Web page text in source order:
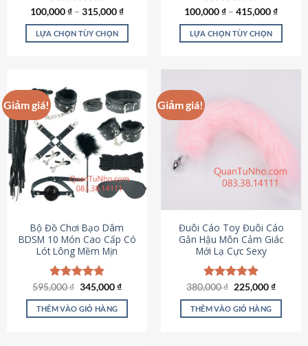
phẩm
Được xếp
hạng4.33
5 sao
100,000₫ – 315,000₫
LỰA CHỌN TÙY CHỌN
có
nhiều
biến
thể.
Các
tùy
chọn
có
chọn
trên
trang
sản
phẩm
Được xếp
hạng4.94
5 sao
100,000₫ – 415,000₫
LỰA CHỌN TÙY CHỌN
biến
thể.
chọn
chọn
trên
trang
sản
phẩm
Giảm giá!
Bộ Đồ Chơi Bạo Dâm
BDSM 10 Món Cao Cấp Có
Lót Lông Mềm Mịn
Được xếp
hạng4.88
5 sao
595,000₫ Giá
là:
595,000 ₫.
345,000₫Giá
tại
THÊM VÀO GIỎ HÀNG
Giảm giá!
Đuôi Cáo Toy Đuôi Cáo
Gắn Hậu Môn Cảm Giác
Mới Lạ Cực Sexy
Được xếp
hạng4.88
5 sao
380,000₫ Giá
là:
380,000 ₫.
225,000₫Giá
tại
THÊM VÀO GIỎ HÀNG